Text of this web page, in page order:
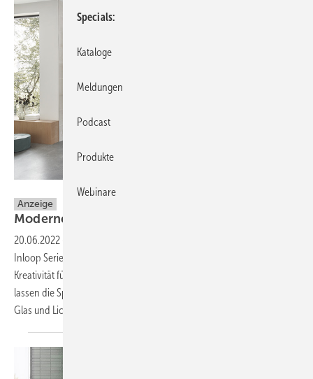
Anzeige
Moderne Badgestaltung mit
20.06.2022
Inloop Series schafft der Glashersteller SPRINZ ein neues Level an
Kreativität für die individuelle Badezimmergestaltung. Passend dazu
lassen die Spiegelschränke Pure-Line und Elegant-Line 2.0 brillantes
Glas und Licht zu einer Einheit
Specials
Kataloge
Meldungen
Podcast
Produkte
Webinare